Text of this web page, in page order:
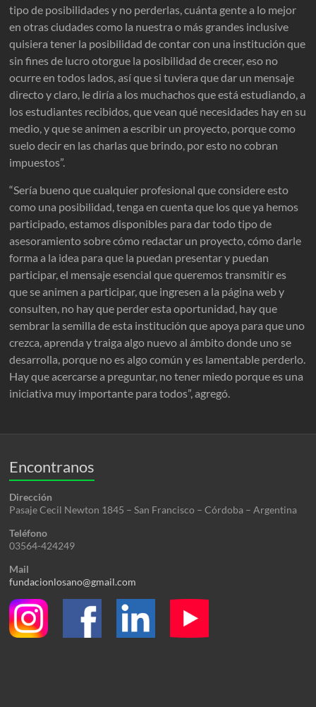
tipo de posibilidades y no perderlas, cuánta gente a lo mejor
en otras ciudades como la nuestra o más grandes inclusive
quisiera tener la posibilidad de contar con una institución que
sin fines de lucro otorgue la posibilidad de crecer, eso no
ocurre en todos lados, así que si tuviera que dar un mensaje
directo y claro, le diría a los muchachos que está estudiando, a
los estudiantes recibidos, que vean qué necesidades hay en su
medio, y que se animen a escribir un proyecto, porque como
suelo decir en las charlas que brindo, por esto no cobran
impuestos”.
“Sería bueno que cualquier profesional que considere esto
como una posibilidad, tenga en cuenta que los que ya hemos
participado, estamos disponibles para dar todo tipo de
asesoramiento sobre cómo redactar un proyecto, cómo darle
forma a la idea para que la puedan presentar y puedan
participar, el mensaje esencial que queremos transmitir es
que se animen a participar, que ingresen a la página web y
consulten, no hay que perder esta oportunidad, hay que
sembrar la semilla de esta institución que apoya para que uno
crezca, aprenda y traiga algo nuevo al ámbito donde uno se
desarrolla, porque no es algo común y es lamentable perderlo.
Hay que acercarse a preguntar, no tener miedo porque es una
iniciativa muy importante para todos”, agregó.
Encontranos
Dirección
Pasaje Cecil Newton 1845 – San Francisco – Córdoba – Argentina
Teléfono
03564-424249
Mail
fundacionlosano@gmail.com